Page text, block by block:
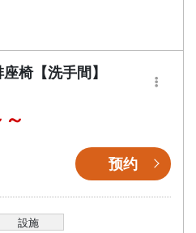
椅【洗手間】
预约
設施